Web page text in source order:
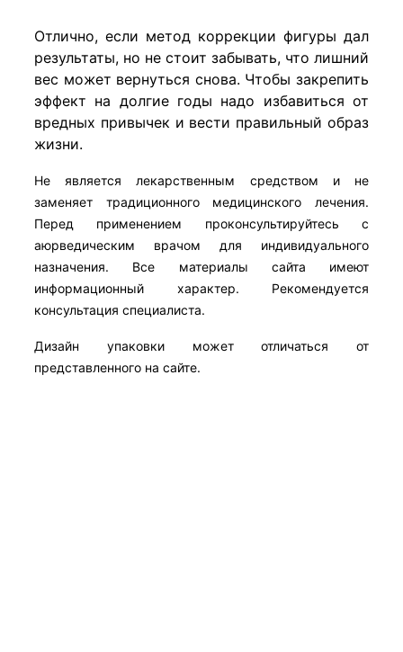
Отлично, если метод коррекции фигуры дал
результаты, но не стоит забывать, что лишний
вес может вернуться снова. Чтобы закрепить
эффект на долгие годы надо избавиться от
вредных привычек и вести правильный образ
жизни.
Не является лекарственным средством и не
заменяет традиционного медицинского лечения.
Перед применением проконсультируйтесь с
аюрведическим врачом для индивидуального
назначения. Все материалы сайта имеют
информационный характер. Рекомендуется
консультация специалиста.
Дизайн упаковки может отличаться от
представленного на сайте.